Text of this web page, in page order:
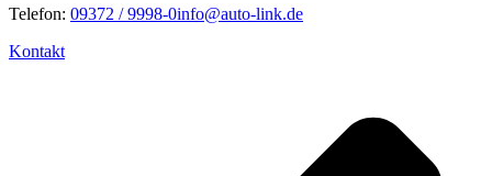
Telefon: 09372 / 9998-0info@auto-link.de
Kontakt